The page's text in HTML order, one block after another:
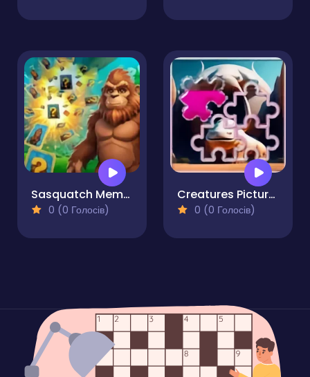
Sasquatch Memory Match & Educational
0 (0 Голосів)
Creatures Picture Block Quest
0 (0 Голосів)